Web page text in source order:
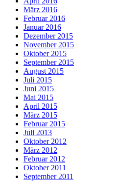
März 2016
Februar 2016
Januar 2016
Dezember 2015
November 2015
Oktober 2015
September 2015
August 2015
Juli 2015
Juni 2015
Mai 2015
April 2015
März 2015
Februar 2015
Juli 2013
Oktober 2012
März 2012
Februar 2012
Oktober 2011
September 2011